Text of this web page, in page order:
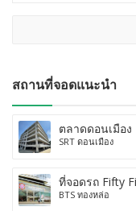
สถานที่จอดแนะนำ
ตลาดดอนเมือง
SRT ดอนเมือง
ที่จอดรถ Fifty
BTS ทองหล่อ